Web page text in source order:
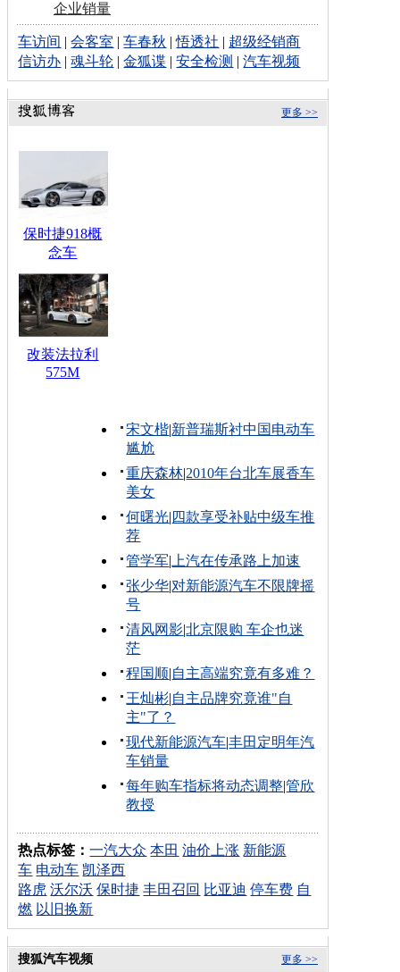
企业销量
车访间 |会客室 |车春秋 |悟透社 | 超级经销商
信访办 |魂斗轮 |金狐谍 |安全检测 |汽车视频
更多 >>
保时捷918概
念车
改装法拉利
575M
宋文楷|新普瑞斯衬中国电动车
尴尬
重庆森林|2010年台北车展香车
美女
何曙光| 四款享受补贴中级车推
荐
管学军| 上汽在传承路上加速
张少华|对新能源汽车不限牌摇
号
清风网影|北京限购 车企也迷
茫
程国顺|自主高端究竟有多难？
王灿彬|自主品牌究竟谁"自
主"了？
现代新能源汽车|丰田定明年汽
车销量
每年购车指标将动态调整|管欣
教授
热点标签：一汽大众 本田 油价上涨 新能源
车 电动车 凯泽西
路虎 沃尔沃 保时捷 丰田召回 比亚迪 停车费 自
燃 以旧换新
更多 >>
搜狐汽车视频